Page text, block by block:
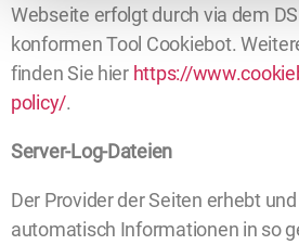
h
Webseite erfolgt durch via dem
konformen Tool Cookiebot.
finden Sie hier https://
policy/.
Server-Log-Dateien
Der Provider der Seiten erhebt
automatisch Informationen in so